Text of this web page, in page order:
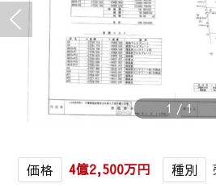
1 /1
価格 4億2,500万円 種別